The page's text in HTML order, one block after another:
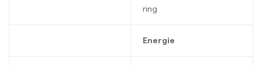
ring
Energie